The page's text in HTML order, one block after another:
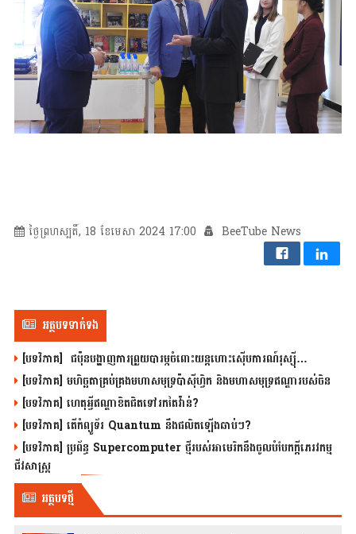
ថ្ងៃព្រហស្បតិ៍, 18 ខែមេសា 2024 17:00 BeeTube News
អត្ថបទទាក់ទង
[បទវិភាគ] ជប៉ុនបង្ហាញការព្រួយបារម្ភចំពោះយន្តហោះស៊ើបការណ៍រុស្ស៊ី…
[បទវិភាគ] មហិច្ឆតាគ្រប់គ្រងមហាសមុទ្រប៉ាស៊ីហ្វិក និងមហាសមុទ្រឥណ្ឌារបស់ចិន
[បទវិភាគ] ហេតុអ្វីឥណ្ឌាខិតជិតទៅរកតៃវ៉ាន់?
[បទវិភាគ] តើកំព្យូទ័រ Quantum នឹងផលិតឡើងឆាប់ៗ?
[បទវិភាគ] ប្រព័ន្ធ Supercomputer ថ្មីរបស់អាមេរិកនឹងចូលបំបែកក្តីភេរវកម្ម
ជីវសាស្រ្ត
អត្ថបទថ្មី